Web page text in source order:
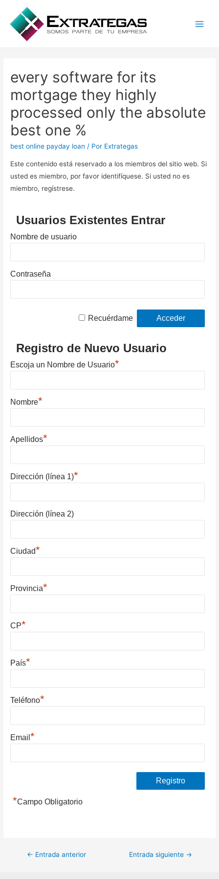
every software for its
mortgage they highly
processed only the absolute
best one %
best online payday loan / Por Extrategas
Este contenido está reservado a los miembros del sitio web. Si
usted es miembro, por favor identifíquese. Si usted no es
miembro, regístrese.
Usuarios Existentes Entrar
Nombre de usuario
Contraseña
Recuérdame
Registro de Nuevo Usuario
Escoja un Nombre de Usuario*
Nombre*
Apellidos*
Dirección (línea 1)*
Dirección (línea 2)
Ciudad*
Provincia*
CP*
País*
Teléfono*
Email*
*Campo Obligatorio
Navegación
← Entrada anterior Entrada siguiente →